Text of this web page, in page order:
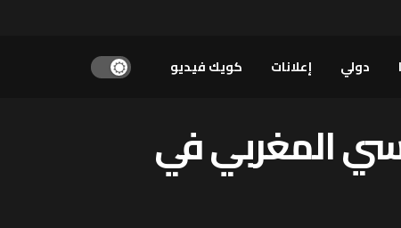
دولي إعلانات كويك فيديو
المغربي في